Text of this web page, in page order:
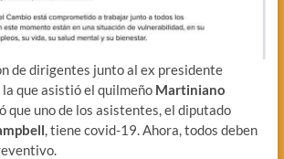
de dirigentes junto al ex presidente
la que asistió el quilmeño Martiniano
que uno de los asistentes, el diputado
, tiene covid-19. Ahora, todos deben